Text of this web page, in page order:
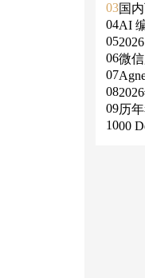
03国
度/
I清
火
度
04AI
026
发
05
评
问
星
06微
址
|
更新
07
指
视
08
09历
二
1000